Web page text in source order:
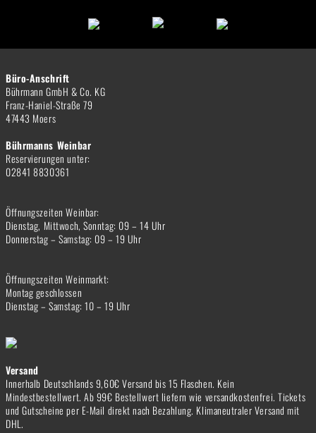
Büro-Anschrift
Bührmann GmbH & Co. KG
Franz-Haniel-Straße 79
47443 Moers
Bührmanns Weinbar
Reservierungen unter:
02841 8830361
Öffnungszeiten Weinbar:
Dienstag, Mittwoch, Sonntag: 09 – 14 Uhr
Donnerstag – Samstag: 09 – 19 Uhr
Öffnungszeiten Weinmarkt:
Montag geschlossen
Dienstag – Samstag: 10 – 19 Uhr
Versand
Innerhalb Deutschlands 9,60€ Versand bis 15 Flaschen. Kein
Mindestbestellwert. Ab 99€ Bestellwert liefern wie versandkostenfrei. Tickets
und Gutscheine per E-Mail direkt nach Bezahlung. Klimaneutraler Versand mit
DHL.